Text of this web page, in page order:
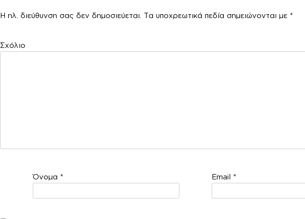
Η ηλ. διεύθυνση σας δεν δημοσιεύεται. Τα υποχρεωτικά πεδία σημειώνονται με *
Όνομα * Email *